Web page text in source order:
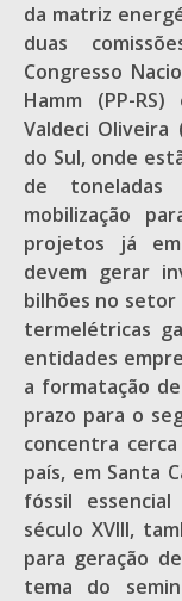
da matriz
duas
Congresso
Hamm (PP-
Valdeci
do Sul, onde
de
mobilização
projetos já
devem gerar
bilhões no setor
termelétricas
entidades
a formatação
prazo para o
concentra
país, em Santa
fóssil
século XVIII,
para geração
tema do